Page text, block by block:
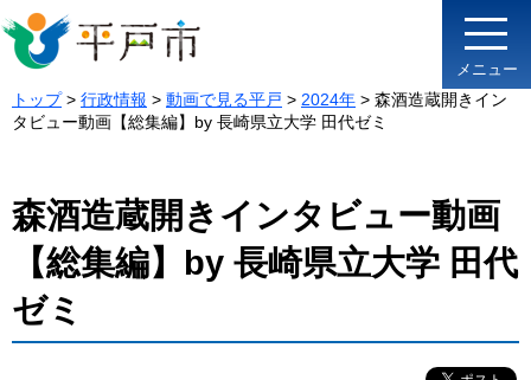
メニュー
トップ> 行政情報 > 動画で見る平戸 > 2024年 > 森酒造蔵開きイン
タビュー動画【総集編】by 長崎県立大学 田代ゼミ
森酒造蔵開きインタビュー動画
【総集編】by 長崎県立大学 田代
ゼミ